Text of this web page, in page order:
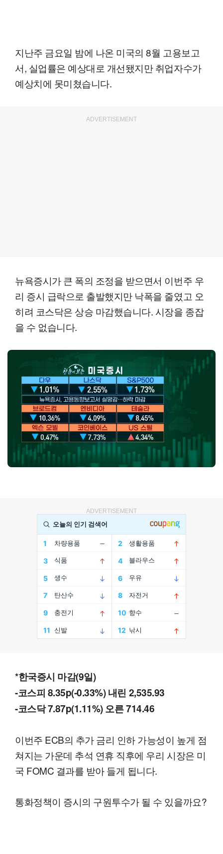
지난주 금요일 밤에 나온 미국의 8월 고용보고
서, 실업률은 예상대로 개선됐지만 취업자수가
예상치에 못미쳤습니다.
ADVERTISEMENT
뉴욕증시가 큰 폭의 조정을 받으면서 이번주 우
리 증시 급락으로 출발했지만 낙폭을 줄였고 오
히려 코스닥은 상승 마감했습니다. 시장을 종잡
을 수 없습니다.
ADVERTISEMENT
*한국증시 마감(9일)
-코스피 8.35p(-0.33%) 내린 2,535.93
-코스닥 7.87p(1.11%) 오른 714.46
이번주 ECB의 추가 금리 인하 가능성이 높게 점
쳐지는 가운데 추석 연휴 직후에 우리 시장은 미
국 FOMC 결과를 받아 들게 됩니다.
통화정책이 증시의 구원투수가 될 수 있을까요?